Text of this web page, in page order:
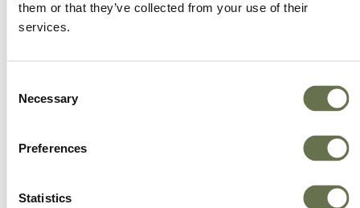
them or that they’ve collected from your use of their
services.
Selection
Necessary
Preferences
Statistics